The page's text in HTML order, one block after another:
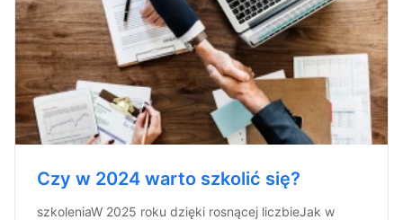
Czy w 2024 warto szkolić się?
szkoleniaW 2025 roku dzięki rosnącej liczbieJak w